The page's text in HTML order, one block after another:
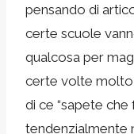
pensando di
certe scuole
qualcosa per
certe volte molto
di ce “sapete che
tendenzialmente